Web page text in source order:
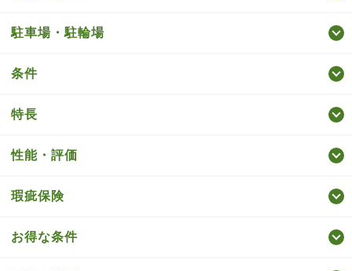
駐車場・駐輪場
条件
特長
性能・評価
瑕疵保険
お得な条件